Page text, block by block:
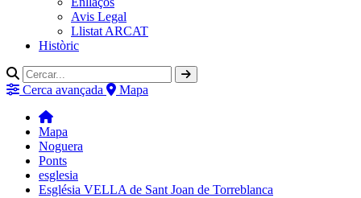
Avis Legal
Llistat ARCAT
Històric
Cerca avançada Mapa
Mapa
Noguera
Ponts
esglesia
Església VELLA de Sant Joan de Torreblanca